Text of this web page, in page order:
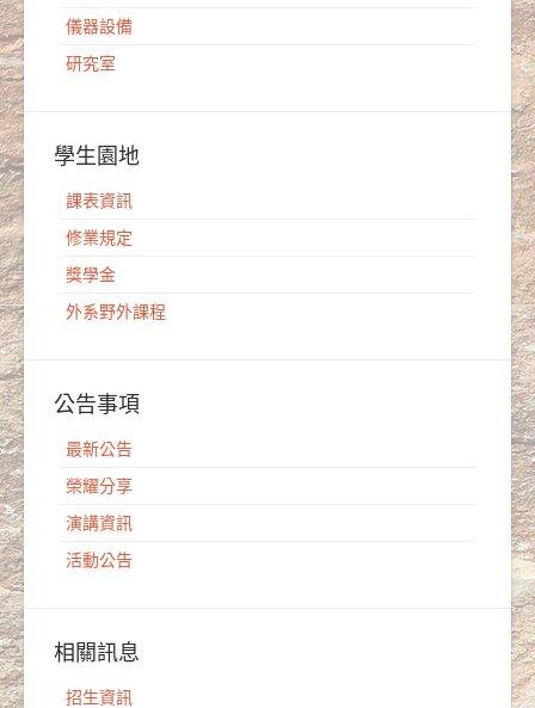
儀器設備
研究室
學生園地
課表資訊
修業規定
獎學金
外系野外課程
公告事項
最新公告
榮耀分享
演講資訊
活動公告
相關訊息
招生資訊